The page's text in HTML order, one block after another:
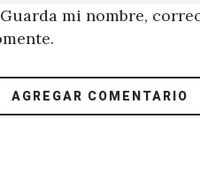
Guarda mi nombre,